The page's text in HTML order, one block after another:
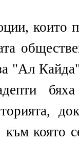
които
"Ал
която